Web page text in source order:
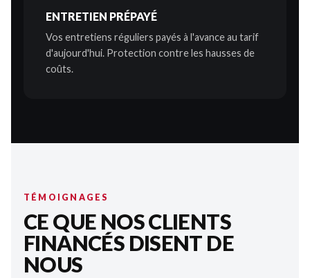
ENTRETIEN PRÉPAYÉ
Vos entretiens réguliers payés à l'avance au tarif
d'aujourd'hui. Protection contre les hausses de
coûts.
TÉMOIGNAGES
CE QUE NOS CLIENTS
FINANCÉS DISENT DE
NOUS